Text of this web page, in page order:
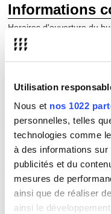
Utilisation
Nous et nos 1022
personnelles, telles
technologies comme
à des informations sur
publicités et du
mesures de
ainsi que de réaliser
ainsi le
Informations
Horaires d'ouverture du
Le lundi,
mardi, jeudi et
Le mercredi le bureau
Vous pouvez toujours
Guichet numérique
Pour toutes questions
Sorbonne Nouvelle,
Vous trouverez des
Organigramme